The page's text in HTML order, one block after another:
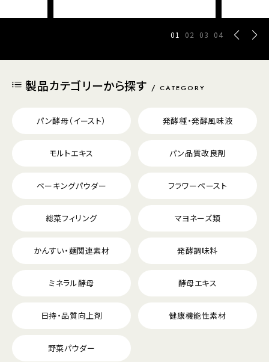
01 02 03 04
製品カテゴリーから探す CATEGORY
パン酵母（イースト） 発酵種・発酵風味液
モルトエキス パン品質改良剤
ベーキングパウダー フラワーペースト
総菜フィリング マヨネーズ類
かんすい・麺関連素材 発酵調味料
ミネラル酵母 酵母エキス
日持・品質向上剤 健康機能性素材
野菜パウダー